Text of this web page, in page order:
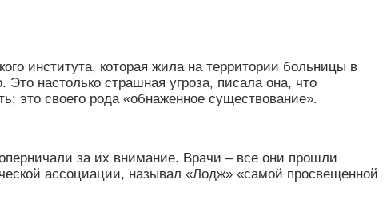
института, которая жила на территории больницы в
настолько страшная угроза, писала она, что
это своего рода «обнаженное существование».
за их внимание. Врачи – все они прошли
ассоциации, называл «Лодж» «самой просвещенной